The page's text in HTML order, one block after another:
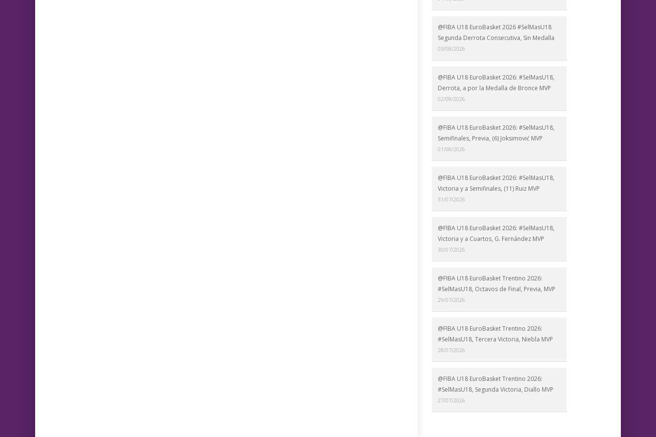
@FIBA U18 EuroBasket 2026 #SelMasU18
Segunda Derrota Consecutiva, Sin Medalla
03/08/2026
@FIBA U18 EuroBasket 2026: #SelMasU18,
Derrota, a por la Medalla de Bronce MVP
02/08/2026
@FIBA U18 EuroBasket 2026: #SelMasU18,
Semifinales, Previa, (6) Joksimović MVP
01/08/2026
@FIBA U18 EuroBasket 2026: #SelMasU18,
Victoria y a Semifinales, (11) Ruiz MVP
31/07/2026
@FIBA U18 EuroBasket 2026: #SelMasU18,
Victoria y a Cuartos, G. Fernández MVP
30/07/2026
@FIBA U18 EuroBasket Trentino 2026:
#SelMasU18, Octavos de Final, Previa, MVP
29/07/2026
@FIBA U18 EuroBasket Trentino 2026:
#SelMasU18, Tercera Victoria, Niebla MVP
28/07/2026
@FIBA U18 EuroBasket Trentino 2026:
#SelMasU18, Segunda Victoria, Diallo MVP
27/07/2026